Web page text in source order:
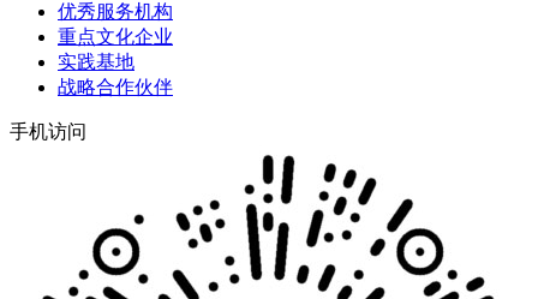
优秀服务机构
重点文化企业
实践基地
战略合作伙伴
手机访问